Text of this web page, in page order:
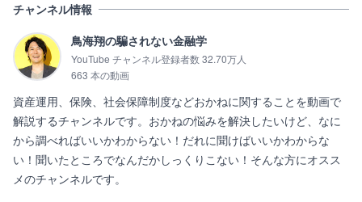
チャンネル情報
鳥海翔の騙されない金融学
YouTube チャンネル登録者数 32.70万人
663 本の動画
資産運用、保険、社会保障制度などおかねに関することを動画で
解説するチャンネルです。おかねの悩みを解決したいけど、なに
から調べればいいかわからない！だれに聞けばいいかわからな
い！聞いたところでなんだかしっくりこない！そんな方にオスス
メのチャンネルです。